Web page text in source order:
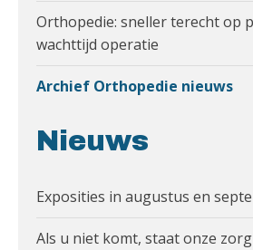
Orthopedie: sneller terecht op
wachttijd operatie
Archief Orthopedie nieuws
Nieuws
Exposities in augustus en
Als u niet komt, staat onze